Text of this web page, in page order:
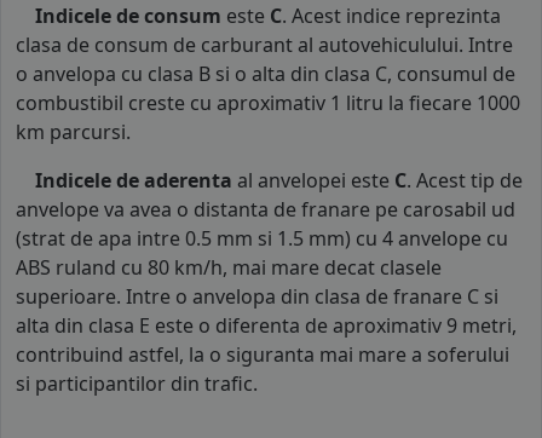
Indicele de consum este C. Acest indice reprezinta
clasa de consum de carburant al autovehiculului. Intre
o anvelopa cu clasa B si o alta din clasa C, consumul de
combustibil creste cu aproximativ 1 litru la fiecare 1000
km parcursi.
Indicele de aderenta al anvelopei este C. Acest tip de
anvelope va avea o distanta de franare pe carosabil ud
(strat de apa intre 0.5 mm si 1.5 mm) cu 4 anvelope cu
ABS ruland cu 80 km/h, mai mare decat clasele
superioare. Intre o anvelopa din clasa de franare C si
alta din clasa E este o diferenta de aproximativ 9 metri,
contribuind astfel, la o siguranta mai mare a soferului
si participantilor din trafic.